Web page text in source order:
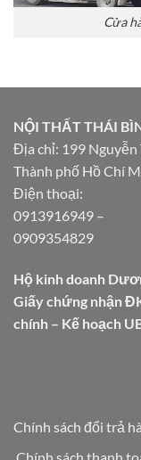
Cửa
NỘI THẤT THÁI
Địa chỉ: 199 Nguyễn
Thành phố Hồ Chí
Điện thoại:
0913916949 –
0909354829
Hộ kinh doanh
Giấy chứng nhận
chính – Kế hoạch
Chính sách đổi trả